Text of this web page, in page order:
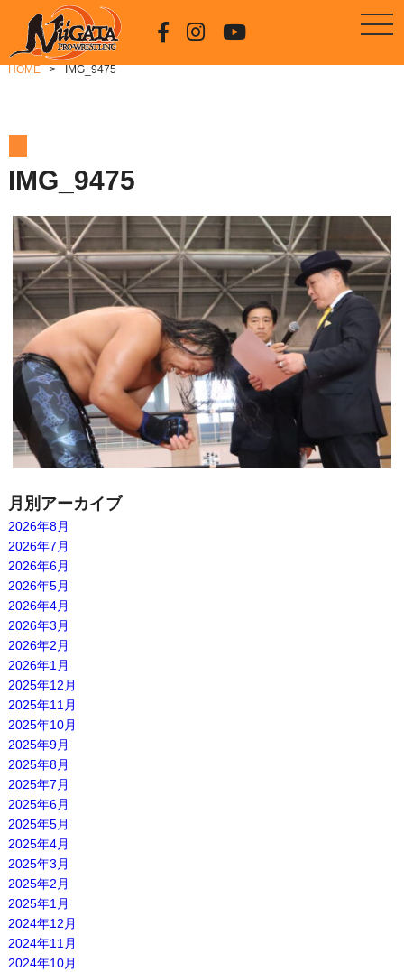
HOME IMG_9475
IMG_9475
月別アーカイブ
2026年8月
2026年7月
2026年6月
2026年5月
2026年4月
2026年3月
2026年2月
2026年1月
2025年12月
2025年11月
2025年10月
2025年9月
2025年8月
2025年7月
2025年6月
2025年5月
2025年4月
2025年3月
2025年2月
2025年1月
2024年12月
2024年11月
2024年10月